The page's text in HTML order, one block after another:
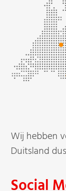
Wij hebben
Duitsland
Social